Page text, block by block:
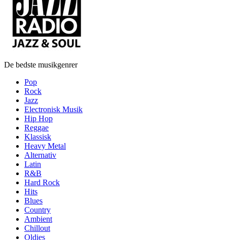
De bedste musikgenrer
Pop
Rock
Jazz
Electronisk Musik
Hip Hop
Reggae
Klassisk
Heavy Metal
Alternativ
Latin
R&B
Hard Rock
Hits
Blues
Country
Ambient
Chillout
Oldies